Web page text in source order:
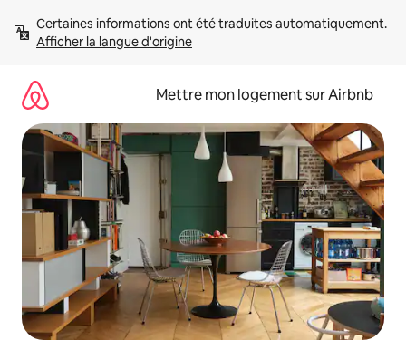
directement
Afficher la langue d'origine
Mettre mon logement sur Airbnb